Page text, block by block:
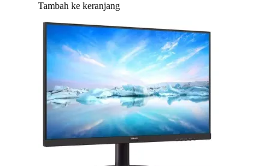
Tambah ke keranjang